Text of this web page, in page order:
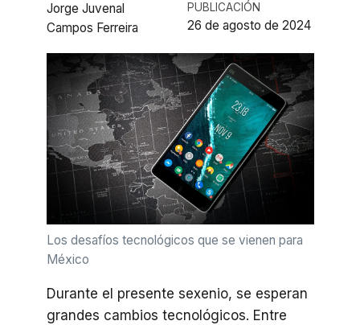
Jorge Juvenal
Campos Ferreira
PUBLICACIÓN
26 de agosto de 2024
Los desafíos tecnológicos que se vienen para
México
Durante el presente sexenio, se esperan
grandes cambios tecnológicos. Entre